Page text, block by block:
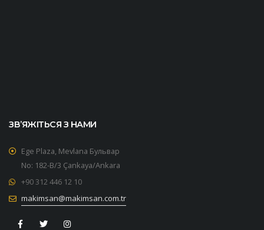
ЗВ’ЯЖІТЬСЯ З НАМИ
Ege Plaza, Mevlana Бульвар
No: 182-B/3 Çankaya/Ankara
+90 312 446 12 10
makimsan@makimsan.com.tr